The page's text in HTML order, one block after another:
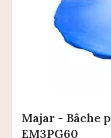
Majar - Bâche
EM3PG60